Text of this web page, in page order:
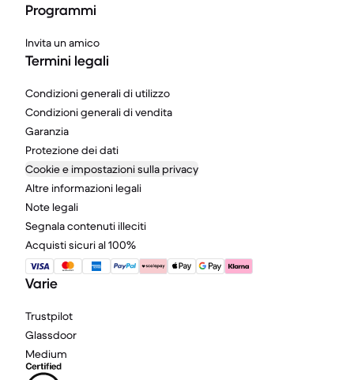
Programmi
Invita un amico
Termini legali
Condizioni generali di utilizzo
Condizioni generali di vendita
Garanzia
Protezione dei dati
Cookie e impostazioni sulla privacy
Altre informazioni legali
Note legali
Segnala contenuti illeciti
Acquisti sicuri al 100%
Varie
Trustpilot
Glassdoor
Medium